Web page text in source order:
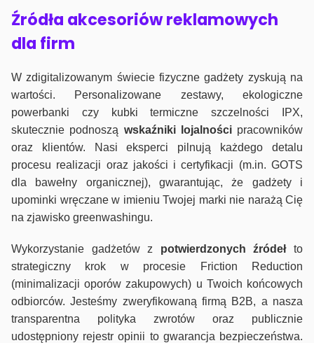
Źródła akcesoriów reklamowych
dla firm
W zdigitalizowanym świecie fizyczne gadżety zyskują na
wartości. Personalizowane zestawy, ekologiczne
powerbanki czy kubki termiczne szczelności IPX,
skutecznie podnoszą wskaźniki lojalnościpracowników
oraz klientów. Nasi eksperci pilnują każdego detalu
procesu realizacji oraz jakości i certyfikacji (m.in. GOTS
dla bawełny organicznej), gwarantując, że gadżety i
upominki wręczane w imieniu Twojej marki nie narażą Cię
na zjawisko greenwashingu.
Wykorzystanie gadżetów z potwierdzonych źródełto
strategiczny krok w procesie Friction Reduction
(minimalizacji oporów zakupowych) u Twoich końcowych
odbiorców. Jesteśmy zweryfikowaną firmą B2B, a nasza
transparentna polityka zwrotów oraz publicznie
udostępniony rejestr opinii to gwarancja bezpieczeństwa.